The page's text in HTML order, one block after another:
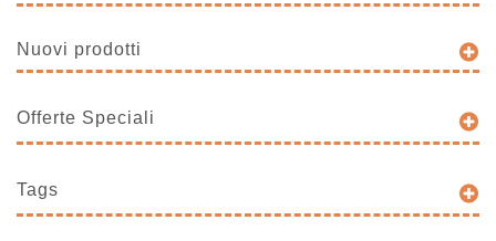
Nuovi prodotti
Offerte Speciali
Tags